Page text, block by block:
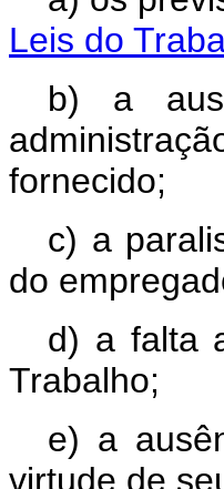
Leis do
b) a
fornecido;
c) a
do
d) a falta
Trabalho;
e) a
virtude de